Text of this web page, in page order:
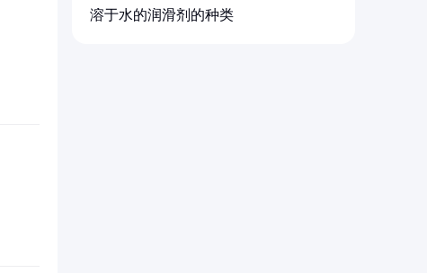
溶于水的润滑剂的种类